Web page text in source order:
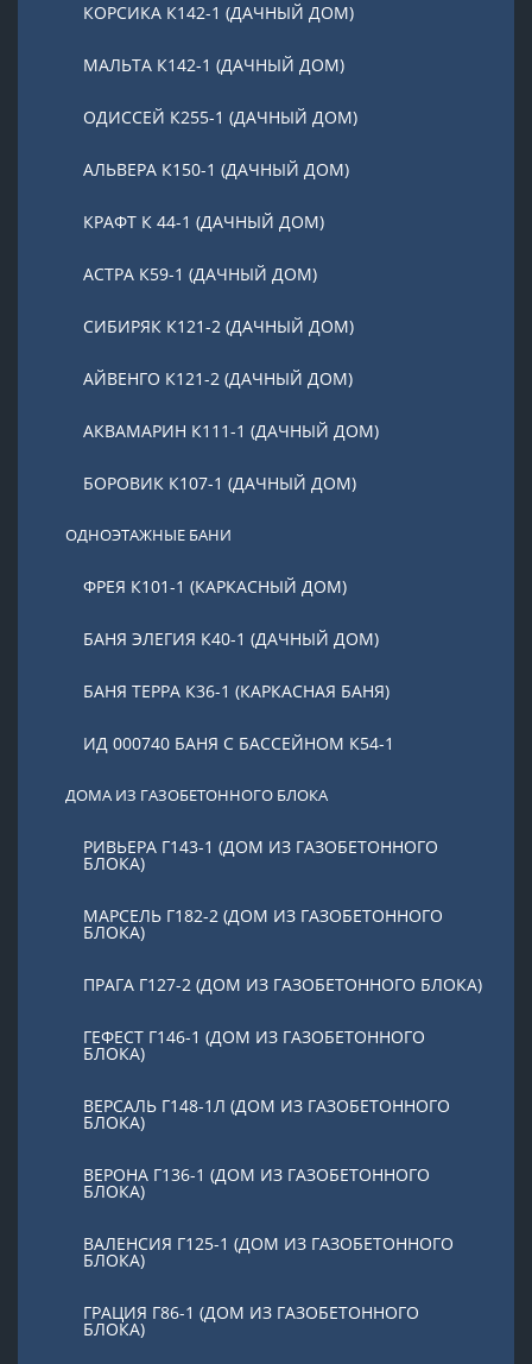
КОРСИКА К142-1 (ДАЧНЫЙ ДОМ)
МАЛЬТА К142-1 (ДАЧНЫЙ ДОМ)
ОДИССЕЙ К255-1 (ДАЧНЫЙ ДОМ)
АЛЬВЕРА К150-1 (ДАЧНЫЙ ДОМ)
КРАФТ К 44-1 (ДАЧНЫЙ ДОМ)
АСТРА К59-1 (ДАЧНЫЙ ДОМ)
СИБИРЯК К121-2 (ДАЧНЫЙ ДОМ)
АЙВЕНГО К121-2 (ДАЧНЫЙ ДОМ)
АКВАМАРИН К111-1 (ДАЧНЫЙ ДОМ)
БОРОВИК К107-1 (ДАЧНЫЙ ДОМ)
ОДНОЭТАЖНЫЕ БАНИ
ФРЕЯ К101-1 (КАРКАСНЫЙ ДОМ)
БАНЯ ЭЛЕГИЯ К40-1 (ДАЧНЫЙ ДОМ)
БАНЯ ТЕРРА К36-1 (КАРКАСНАЯ БАНЯ)
ИД 000740 БАНЯ С БАССЕЙНОМ К54-1
ДОМА ИЗ ГАЗОБЕТОННОГО БЛОКА
РИВЬЕРА Г143-1 (ДОМ ИЗ ГАЗОБЕТОННОГО
БЛОКА)
МАРСЕЛЬ Г182-2 (ДОМ ИЗ ГАЗОБЕТОННОГО
БЛОКА)
ПРАГА Г127-2 (ДОМ ИЗ ГАЗОБЕТОННОГО БЛОКА)
ГЕФЕСТ Г146-1 (ДОМ ИЗ ГАЗОБЕТОННОГО
БЛОКА)
ВЕРСАЛЬ Г148-1Л (ДОМ ИЗ ГАЗОБЕТОННОГО
БЛОКА)
ВЕРОНА Г136-1 (ДОМ ИЗ ГАЗОБЕТОННОГО
БЛОКА)
ВАЛЕНСИЯ Г125-1 (ДОМ ИЗ ГАЗОБЕТОННОГО
БЛОКА)
ГРАЦИЯ Г86-1 (ДОМ ИЗ ГАЗОБЕТОННОГО
БЛОКА)